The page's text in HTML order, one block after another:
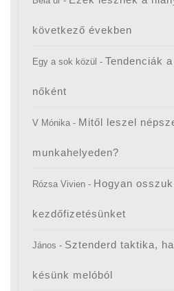
következő években
Egy a sok közül - Tendenciák
nőként
V Mónika - Mitől leszel
munkahelyeden?
Rózsa Vivien - Hogyan
kezdőfizetésünket
János - Sztenderd taktika,
késünk melóból